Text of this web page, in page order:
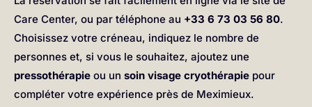
Care Center, ou par téléphone au +33 6 73 03 56 80.
Choisissez votre créneau, indiquez le nombre de
personnes et, si vous le souhaitez, ajoutez une
pressothérapie ou un soin visage cryothérapie pour
compléter votre expérience près de Meximieux.